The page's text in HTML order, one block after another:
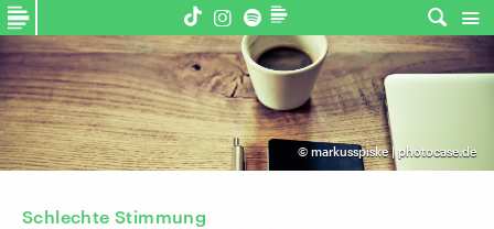
© markusspiske | photocase.de
Schlechte Stimmung